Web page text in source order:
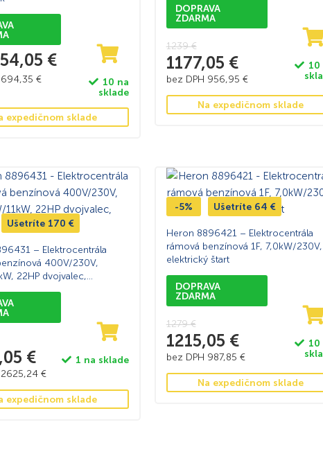
€
694,35 €
10 na
sklade
expedičnom sklade
DOPRAVA
ZDARMA
1239€
1177,05 €
bez DPH 956,95 €
10
Na expedičnom sklade
Ušetríte 170 €
– Elektrocentrála
400V/230V,
22HP dvojvalec,
štart
€
2625,24 €
1 na sklade
expedičnom sklade
-5% Ušetríte 64 €
Heron 8896421 – Elektrocentrála
rámová benzínová 1F, 7,0kW/230V,
elektrický štart
DOPRAVA
ZDARMA
1279€
1215,05 €
bez DPH 987,85 €
10
Na expedičnom sklade